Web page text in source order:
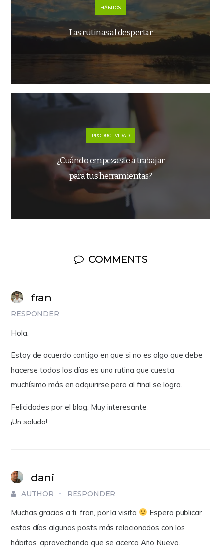
HÁBITOS
Las rutinas al despertar
PRODUCTIVIDAD
¿Cuándo empezaste a trabajar
para tus herramientas?
COMMENTS
fran
RESPONDER
Hola.
Estoy de acuerdo contigo en que si no es algo que debe
hacerse todos los días es una rutina que cuesta
muchísimo más en adquirirse pero al final se logra.
Felicidades por el blog. Muy interesante.
¡Un saludo!
dani
AUTHOR RESPONDER
Muchas gracias a ti, fran, por la visita
Espero publicar
estos días algunos posts más relacionados con los
hábitos, aprovechando que se acerca Año Nuevo.